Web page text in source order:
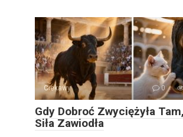
Ciekawy 0
Gdy Dobroć Zwyciężyła
Siła Zawiodła